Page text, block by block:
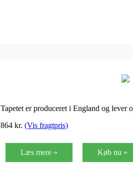
Tapetet er produceret i England og lever
864 kr. (Vis fragtpris)
Læs mere » Køb nu »